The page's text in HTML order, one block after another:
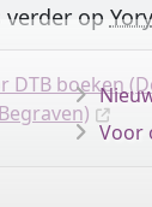
verder op Yory
DTB boeken
Begraven)
Voor